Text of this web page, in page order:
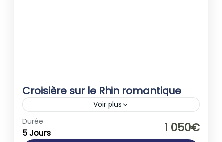
Croisière sur le Rhin romantique
Voir plus
Allemagne
1-40 People
Durée
5 Jours 1 050€